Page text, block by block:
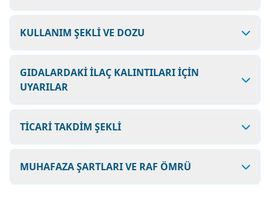
KULLANIM ŞEKLİ VE DOZU
GIDALARDAKİ İLAÇ KALINTILARI İÇİN
UYARILAR
TİCARİ TAKDİM ŞEKLİ
MUHAFAZA ŞARTLARI VE RAF ÖMRÜ